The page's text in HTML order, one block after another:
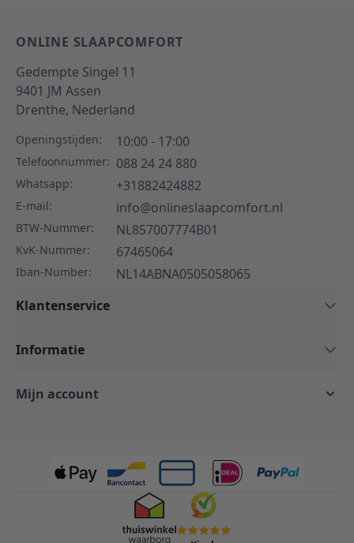
ONLINE SLAAPCOMFORT
Gedempte Singel 11
9401 JM Assen
Drenthe, Nederland
Openingstijden: 10:00 - 17:00
Telefoonnummer: 088 24 24 880
Whatsapp: +31882424882
E-mail: info@onlineslaapcomfort.nl
BTW-Nummer: NL857007774B01
KvK-Nummer: 67465064
Iban-Number:
NL14ABNA0505058065
Klantenservice
Informatie
Mijn account